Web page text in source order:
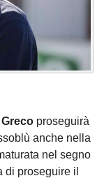
proseguirà
anche nella
nel segno
proseguire il